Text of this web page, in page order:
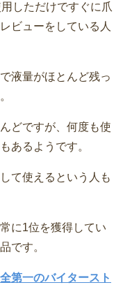
しただけですぐに爪
ビューをしている人
液量がほとんど残っ
どですが、何度も使
あるようです。
て使えるという人も
に1位を獲得してい
です。
第一のバイタースト